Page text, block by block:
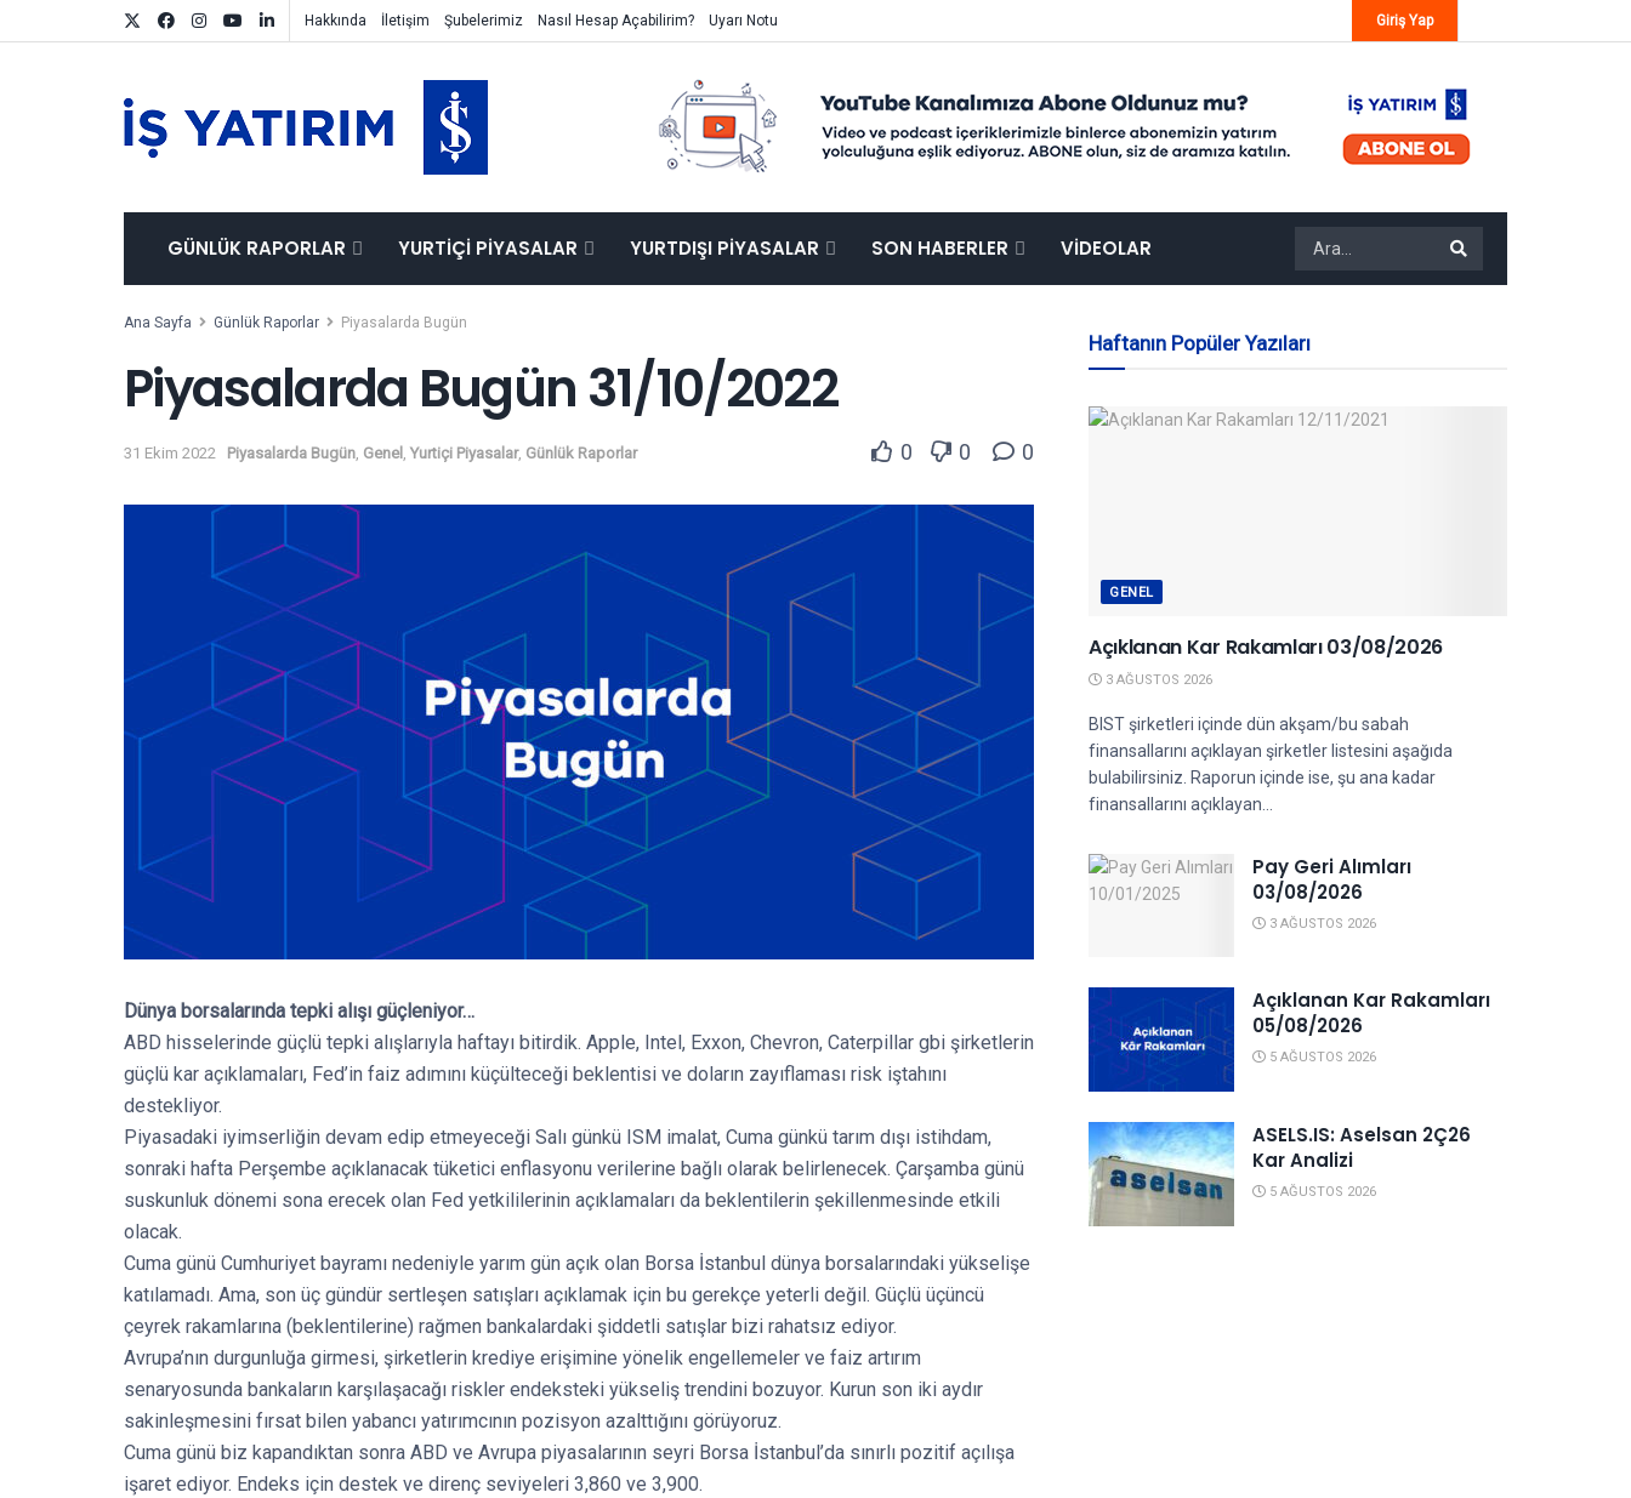
Hakkında İletişim Şubelerimiz Nasıl Hesap Açabilirim? Uyarı Notu Giriş Yap
GÜNLÜK RAPORLAR YURTIÇI PIYASALAR YURTDIŞI PIYASALAR SON HABERLER VIDEOLAR
Ana Sayfa Günlük Raporlar Piyasalarda Bugün
Piyasalarda Bugün 31/10/2022
31 Ekim 2022 Piyasalarda Bugün Genel Yurtiçi Piyasalar, Günlük Raporlar 0 0 0
Dünya borsalarında tepki alışı güçleniyor…
ABD hisselerinde güçlü tepki alışlarıyla haftayı bitirdik. Apple, Intel, Exxon, Chevron, Caterpillar gbi şirketlerin
güçlü kar açıklamaları, Fed’in faiz adımını küçülteceği beklentisi ve doların zayıflaması risk iştahını
destekliyor.
Piyasadaki iyimserliğin devam edip etmeyeceği Salı günkü ISM imalat, Cuma günkü tarım dışı istihdam,
sonraki hafta Perşembe açıklanacak tüketici enflasyonu verilerine bağlı olarak belirlenecek. Çarşamba günü
suskunluk dönemi sona erecek olan Fed yetkililerinin açıklamaları da beklentilerin şekillenmesinde etkili
olacak.
Cuma günü Cumhuriyet bayramı nedeniyle yarım gün açık olan Borsa İstanbul dünya borsalarındaki yükselişe
katılamadı. Ama, son üç gündür sertleşen satışları açıklamak için bu gerekçe yeterli değil. Güçlü üçüncü
çeyrek rakamlarına (beklentilerine) rağmen bankalardaki şiddetli satışlar bizi rahatsız ediyor.
Avrupa’nın durgunluğa girmesi, şirketlerin krediye erişimine yönelik engellemeler ve faiz artırım
senaryosunda bankaların karşılaşacağı riskler endeksteki yükseliş trendini bozuyor. Kurun son iki aydır
sakinleşmesini fırsat bilen yabancı yatırımcının pozisyon azalttığını görüyoruz.
Cuma günü biz kapandıktan sonra ABD ve Avrupa piyasalarının seyri Borsa İstanbul’da sınırlı pozitif açılışa
işaret ediyor. Endeks için destek ve direnç seviyeleri 3,860 ve 3,900.
Haftanın Popüler Yazıları
GENEL
Açıklanan Kar Rakamları 03/08/2026
3 AĞUSTOS 2026
BIST şirketleri içinde dün akşam/bu sabah
finansallarını açıklayan şirketler listesini aşağıda
bulabilirsiniz. Raporun içinde ise, şu ana kadar
finansallarını açıklayan...
Pay Geri Alımları
03/08/2026
3 AĞUSTOS 2026
Açıklanan Kar Rakamları
05/08/2026
5 AĞUSTOS 2026
ASELS.IS: Aselsan 2Ç26
Kar Analizi
5 AĞUSTOS 2026